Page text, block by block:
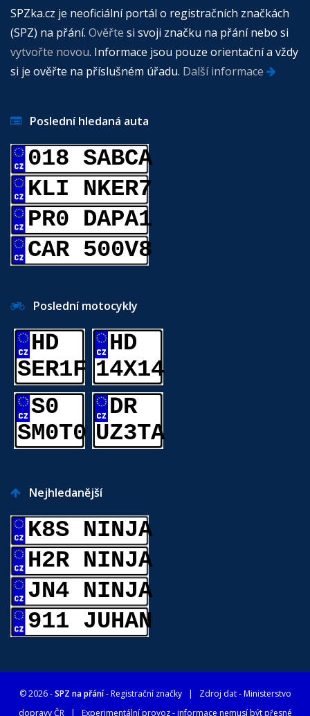
SPZka.cz je neoficiální portál o registračních značkách
(SPZ) na přání. Ověřte si svoji značku na přání nebo si
vytvořte novou. Informace jsou pouze orientační a vždy
si je ověřte na příslušném úřadu. Další informace
Poslední hledaná auta
018 SABCA
KLI NKER7
PR0 DAPA1
CAR 500V8
Poslední motocykly
HD
SER1F
HD
14X14
S0
SM0T0
DR
UZ3TA
Nejhledanější
K8S NINJA
H2R NINJA
JN4 NINJA
911 JUHAN
© 2026 -SPZ na přání- Registrační značky| Zdroj dat -Ministerstvo
dopravy ČR| Experimentální provoz - informace nemusí být přesné